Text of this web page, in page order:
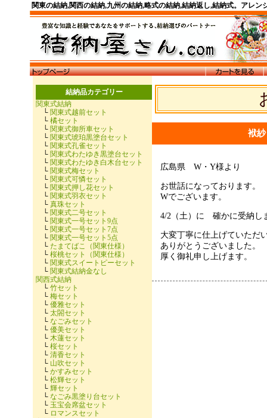
関東の結納,関西の結納,九州の結納,略式の結納,結納返し,結納式。アレ
袱
広島県 W・Y様より
お世話になっております。
Wでございます。
4/2（土）に 確かに受納し
大変丁寧に仕上げていた
ありがとうございました。
厚く御礼申し上げます。
結納品カテゴリー
関東式結納
└ 関東式越前セット
└ 橘セット
└ 関東式御所車セット
└ 関東式琥珀黒塗台セット
└ 関東式孔雀セット
└ 関東式わたゆき黒塗台セット
└ 関東式わたゆき白木台セット
└ 関東式梅セット
└ 関東式可憐セット
└ 関東式押し花セット
└ 関東式羽衣セット
└ 真珠セット
└ 関東式二号セット
└ 関東式一号セット9点
└ 関東式一号セット7点
└ 関東式一号セット5点
└ たまてばこ（関東仕様）
└ 桜桃セット（関東仕様）
└ 関東式スイートピーセット
└ 関東式結納金なし
関西式結納
└ 竹セット
└ 梅セット
└ 優雅セット
└ 太閤セット
└ なごみセット
└ 優美セット
└ 木蓮セット
└ 桜セット
└ 清香セット
└ 山吹セット
└ かすみセット
└ 松輝セット
└ 輝セット
└ なごみ黒塗り台セット
└ 玉宝会席盆セット
└ ロマンスセット